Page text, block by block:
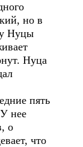
но в
Нуцы
Нуца
пять
нее
о
что